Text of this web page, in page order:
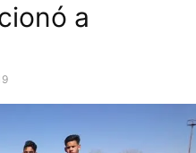
a